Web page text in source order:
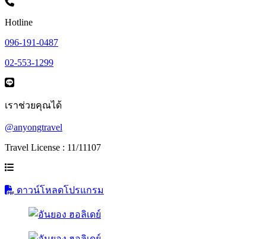
Hotline
096-191-0487
02-553-1299
เราช่วยคุณได้
@anyongtravel
Travel License : 11/11107
ดาวน์โหลดโปรแกรม